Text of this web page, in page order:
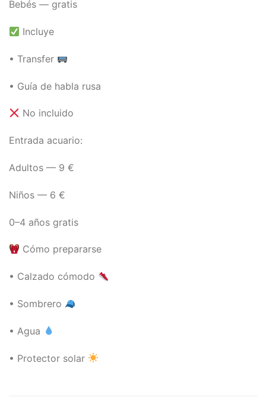
Bebés — gratis
Incluye
• Transfer
• Guía de habla rusa
No incluido
Entrada acuario:
Adultos — 9 €
Niños — 6 €
0–4 años gratis
Cómo prepararse
• Calzado cómodo
• Sombrero
• Agua
• Protector solar